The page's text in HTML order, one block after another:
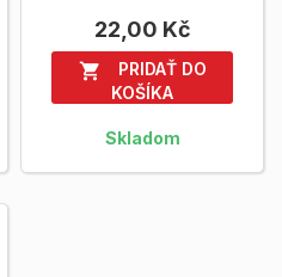
22,00 Kč

PRIDAŤ DO
KOŠÍKA
Skladom